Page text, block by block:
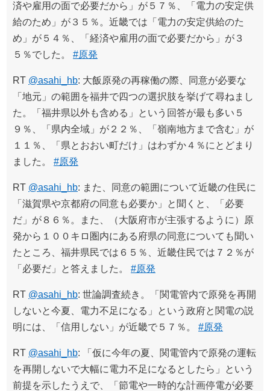
済や雇用の面で必要だから」が５７％、「電力の安定供
給のため」が３５％。近畿では「電力の安定供給のた
め」が５４％、「経済や雇用の面で必要だから」が３
５％でした。 #原発
RT @asahi_hb: 大飯原発の再稼働の際、同意が必要な
「地元」の範囲を福井で四つの選択肢を挙げて尋ねまし
た。「福井県以外も含める」という回答が最も多い５
９％、「県内全域」が２２％、「嶺南地方まで含む」が
１１％、「県とおおい町だけ」はわずか４％にとどまり
ました。 #原発
RT @asahi_hb: また、同意の範囲について近畿の住民に
「滋賀県や京都府の同意も必要か」と聞くと、「必要
だ」が８６％。また、（大阪府市が主張するように）原
発から１００キロ圏内にある府県の同意についても聞い
たところ、福井県民では６５％、近畿住民では７２％が
「必要だ」と答えました。 #原発
RT @asahi_hb: 世論調査続き。「関電管内で原発を再開
しないと今夏、電力不足になる」という政府と関電の説
明には、「信用しない」が近畿で５７％。 #原発
RT @asahi_hb: 「仮に今年の夏、関電管内で原発の運転
を再開しないで大幅に電力不足になるとしたら」という
前提を示したうえで、「節電や一時的な計画停電が必要